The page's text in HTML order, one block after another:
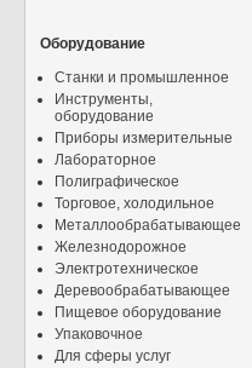
Оборудование
Станки и промышленное
Инструменты,
оборудование
Приборы измерительные
Лабораторное
Полиграфическое
Торговое, холодильное
Металлообрабатывающее
Железнодорожное
Электротехническое
Деревообрабатывающее
Пищевое оборудование
Упаковочное
Для сферы услуг